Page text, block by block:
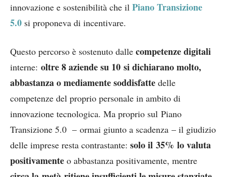
innovazione e sostenibilità che il Piano Transizione
5.0 si proponeva di incentivare.
Questo percorso è sostenuto dalle competenze digitali
interne: oltre 8 aziende su 10 si dichiarano molto,
abbastanza o mediamente soddisfatte delle
competenze del proprio personale in ambito di
innovazione tecnologica. Ma proprio sul Piano
Transizione 5.0 – ormai giunto a scadenza – il giudizio
delle imprese resta contrastante: solo il 35% lo valuta
positivamente o abbastanza positivamente, mentre